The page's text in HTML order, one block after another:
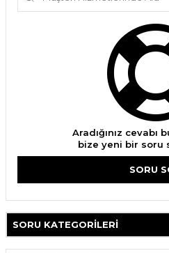
Aradığınız cevabı
bize yeni bir soru
SORU
SORU KATEGORILERI